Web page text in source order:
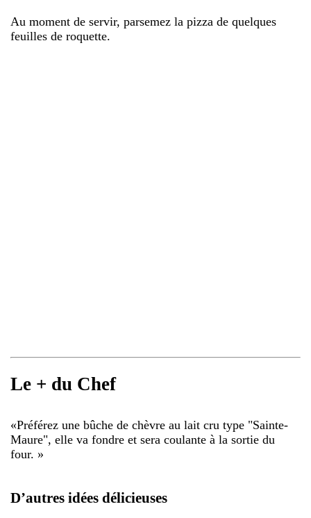
Au moment de servir, parsemez la pizza de quelques
feuilles de roquette.
Le + du Chef
«Préférez une bûche de chèvre au lait cru type "Sainte-
Maure", elle va fondre et sera coulante à la sortie du
four. »
D’autres idées délicieuses